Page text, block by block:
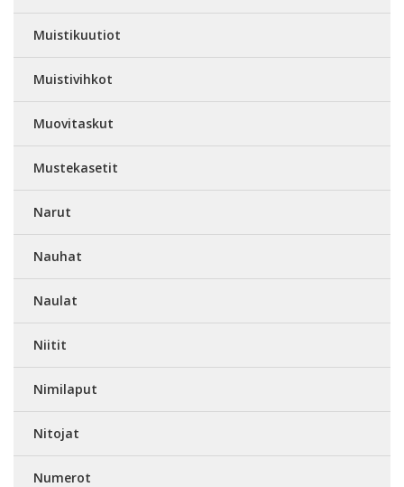
Muistikuutiot
Muistivihkot
Muovitaskut
Mustekasetit
Narut
Nauhat
Naulat
Niitit
Nimilaput
Nitojat
Numerot